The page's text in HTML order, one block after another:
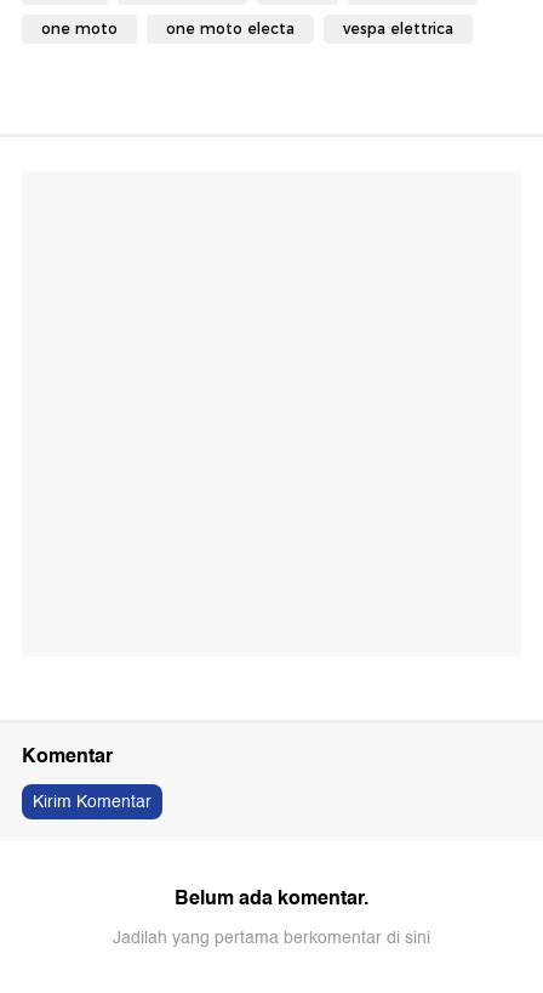
one moto one moto electa vespa elettrica
Komentar
Kirim Komentar
Belum ada komentar.
Jadilah yang pertama berkomentar di sini